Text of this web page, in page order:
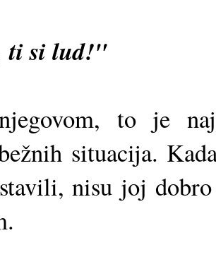
ti si lud!"
to je
situacija.
nisu joj